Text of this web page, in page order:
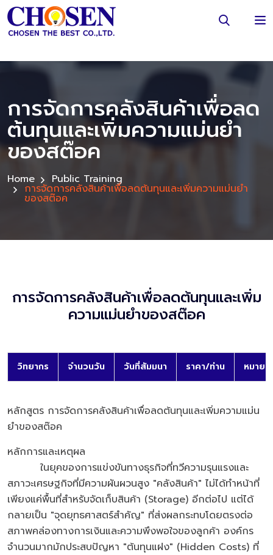
การจัดการคลังสินค้าเพื่อลด
ต้นทุนและเพิ่มความแม่นยำ
ของสต๊อค
Home Public Training
การจัดการคลังสินค้าเพื่อลดต้นทุนและเพิ่มความแม่นยำ
ของสต๊อค
การจัดการคลังสินค้าเพื่อลดต้นทุนและเพิ่ม
ความแม่นยำของสต๊อค
วิทยากร จำนวนวัน วันที่สัมมนา ราคา/ท่าน หมายเ
หลักสูตร การจัดการคลังสินค้าเพื่อลดต้นทุนและเพิ่มความแม่น
ยำของสต๊อค
หลักการและเหตุผล
ในยุคของการแข่งขันทางธุรกิจที่ทวีความรุนแรงและ
สภาวะเศรษฐกิจที่มีความผันผวนสูง "คลังสินค้า" ไม่ได้ทำหน้าที่
เพียงแค่พื้นที่สำหรับจัดเก็บสินค้า (Storage) อีกต่อไป แต่ได้
กลายเป็น "จุดยุทธศาสตร์สำคัญ" ที่ส่งผลกระทบโดยตรงต่อ
สภาพคล่องทางการเงินและความพึงพอใจของลูกค้า องค์กร
จำนวนมากมักประสบปัญหา "ต้นทุนแฝง" (Hidden Costs) ที่